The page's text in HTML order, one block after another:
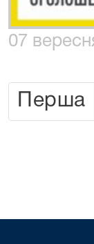
07
Перша